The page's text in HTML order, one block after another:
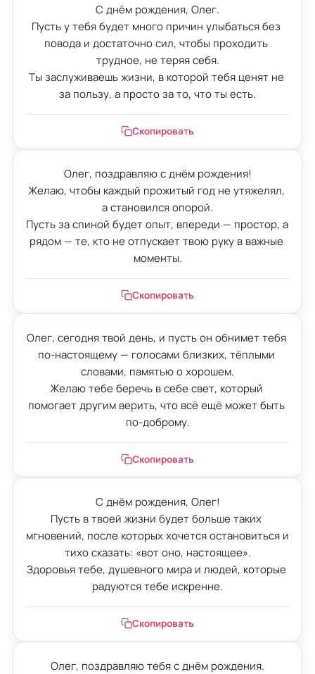
С днём рождения, Олег.
Пусть у тебя будет много причин улыбаться без
повода и достаточно сил, чтобы проходить
трудное, не теряя себя.
Ты заслуживаешь жизни, в которой тебя ценят не
за пользу, а просто за то, что ты есть.
Скопировать
Олег, поздравляю с днём рождения!
Желаю, чтобы каждый прожитый год не утяжелял,
а становился опорой.
Пусть за спиной будет опыт, впереди — простор, а
рядом — те, кто не отпускает твою руку в важные
моменты.
Скопировать
Олег, сегодня твой день, и пусть он обнимет тебя
по-настоящему — голосами близких, тёплыми
словами, памятью о хорошем.
Желаю тебе беречь в себе свет, который
помогает другим верить, что всё ещё может быть
по-доброму.
Скопировать
С днём рождения, Олег!
Пусть в твоей жизни будет больше таких
мгновений, после которых хочется остановиться и
тихо сказать: «вот оно, настоящее».
Здоровья тебе, душевного мира и людей, которые
радуются тебе искренне.
Скопировать
Олег, поздравляю тебя с днём рождения.